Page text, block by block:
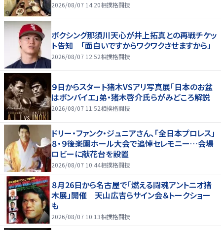
2026/08/07 14:20相撲格闘技
ボクシング那須川天心が井上拓真との再戦チケッ
ト告知 「面白いですからワクワクさせますから」
2026/08/07 12:52相撲格闘技
９日からスタート猪木VSアリ写真展「日本のお盆
はボンバイエ」弟・猪木啓介氏らがみどころ解説
2026/08/07 11:52相撲格闘技
ドリー・ファンク・ジュニアさん、「全日本プロレス」
８・９後楽園ホール大会で追悼セレモニー…会場
ロビーに献花台を設置
2026/08/07 10:44相撲格闘技
８月26日から名古屋で「燃える闘魂アントニオ猪
木展」開催 天山広吉らサイン会＆トークショー
も
2026/08/07 10:13相撲格闘技